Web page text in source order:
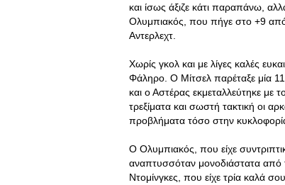
και ίσως άξιζε κάτι παραπάνω,
Ολυμπιακός, που πήγε στο +9
Αντερλεχτ.
Χωρίς γκολ και με λίγες καλές
Φάληρο. Ο Μίτσελ παρέταξε μία
και ο Αστέρας εκμεταλλεύτηκε
τρεξίματα και σωστή τακτική οι
προβλήματα τόσο στην
Ο Ολυμπιακός, που είχε
αναπτυσσόταν μονοδιάστατα από
Ντομίνγκες, που είχε τρία καλά